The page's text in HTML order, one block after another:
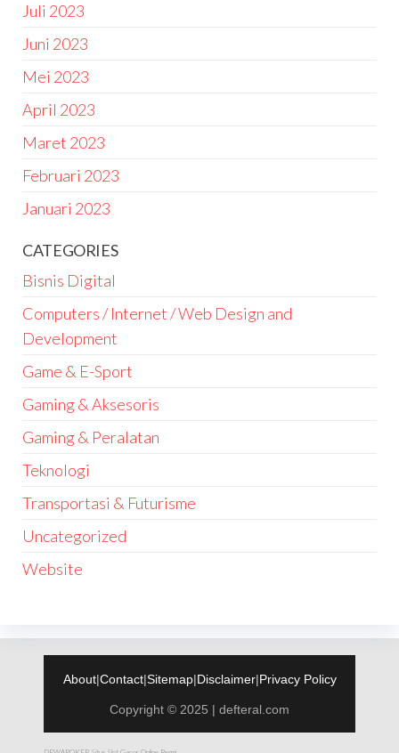
Juli 2023
Juni 2023
Mei 2023
April 2023
Maret 2023
Februari 2023
Januari 2023
CATEGORIES
Bisnis Digital
Computers / Internet / Web Design and
Development
Game & E-Sport
Gaming & Aksesoris
Gaming & Peralatan
Teknologi
Transportasi & Futurisme
Uncategorized
Website
About|Contact|Sitemap|Disclaimer|Privacy Policy
Copyright © 2025 | defteral.com